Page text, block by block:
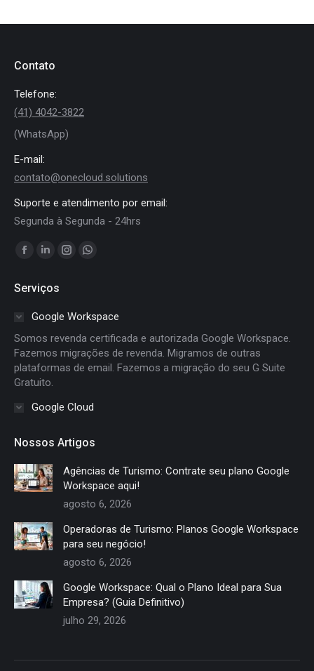
Contato
Telefone:
(41) 4042-3822
(WhatsApp)
E-mail:
contato@onecloud.solutions
Suporte e atendimento por email:
Segunda à Segunda - 24hrs
Encontre-nos em:
Facebook
opens
window
Linkedin
opens
in
window
Instagram
in
new
window
Whatsapp
in
window
Serviços
Google Workspace
Somos revenda certificada e autorizada Google Workspace.
Fazemos migrações de revenda. Migramos de outras
plataformas de email. Fazemos a migração do seu G Suite
Gratuito.
Google Cloud
Nossos Artigos
Agências de Turismo: Contrate seu plano Google
Workspace aqui!
agosto 6, 2026
Operadoras de Turismo: Planos Google Workspace
para seu negócio!
agosto 6, 2026
Google Workspace: Qual o Plano Ideal para Sua
Empresa? (Guia Definitivo)
julho 29, 2026